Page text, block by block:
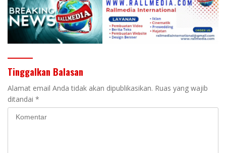
Tinggalkan Balasan
Alamat email Anda tidak akan dipublikasikan. Ruas yang wajib
ditandai *